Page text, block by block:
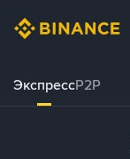
ЭкспрессP2P